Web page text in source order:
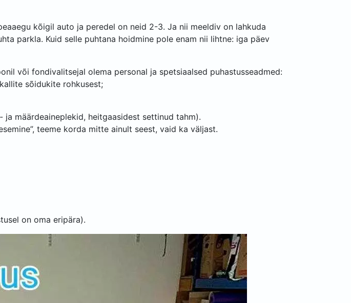
kõigil auto ja peredel on neid 2-3. Ja nii meeldiv on lahkuda
parkla. Kuid selle puhtana hoidmine pole enam nii lihtne: iga päev
või fondivalitsejal olema personal ja spetsiaalsed puhastusseadmed:
sõidukite rohkusest;
määrdeaineplekid, heitgaasidest settinud tahm).
teeme korda mitte ainult seest, vaid ka väljast.
on oma eripära).